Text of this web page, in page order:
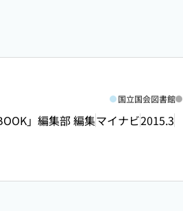
」編集部 編集マイナビ2015.3
国立国会図書館